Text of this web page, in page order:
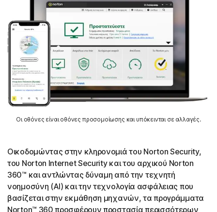
Οι οθόνες είναι οθόνες προσομοίωσης και υπόκεινται σε αλλαγές.
Οικοδομώντας στην κληρονομιά του Norton Security,
του Norton Internet Security και του αρχικού Norton
360™ και αντλώντας δύναμη από την τεχνητή
νοημοσύνη (AI) και την τεχνολογία ασφάλειας που
βασίζεται στην εκμάθηση μηχανών, τα προγράμματα
Norton™ 360 προσφέρουν προστασία περισσότερων